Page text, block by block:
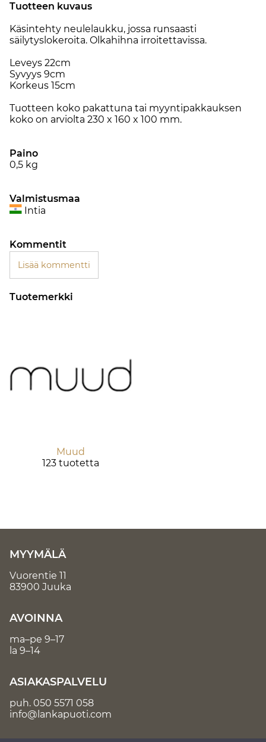
Tuotteen kuvaus
Käsintehty neulelaukku, jossa runsaasti
säilytyslokeroita. Olkahihna irroitettavissa.
Leveys 22cm
Syvyys 9cm
Korkeus 15cm
Tuotteen koko pakattuna tai myyntipakkauksen
koko on arviolta 230 x 160 x 100 mm.
Paino
0,5 kg
Valmistusmaa
Intia
Kommentit
Lisää kommentti
Tuotemerkki
Muud
123 tuotetta
MYYMÄLÄ
Vuorentie 11
83900 Juuka
AVOINNA
ma–pe 9–17
la 9–14
ASIAKASPALVELU
puh. 050 5571 058
info@lankapuoti.com